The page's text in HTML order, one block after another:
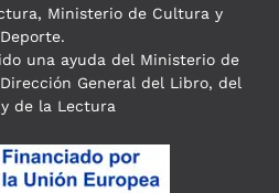
Ministerio de Cultura y
Deporte.
una ayuda del Ministerio de
General del Libro, del
de la Lectura